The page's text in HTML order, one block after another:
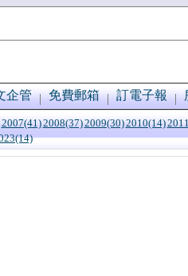
企管 免費郵箱 訂電子報
2007(41)2008(37)2009(30)2010(14)